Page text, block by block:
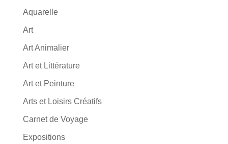
Aquarelle
Art
Art Animalier
Art et Littérature
Art et Peinture
Arts et Loisirs Créatifs
Carnet de Voyage
Expositions